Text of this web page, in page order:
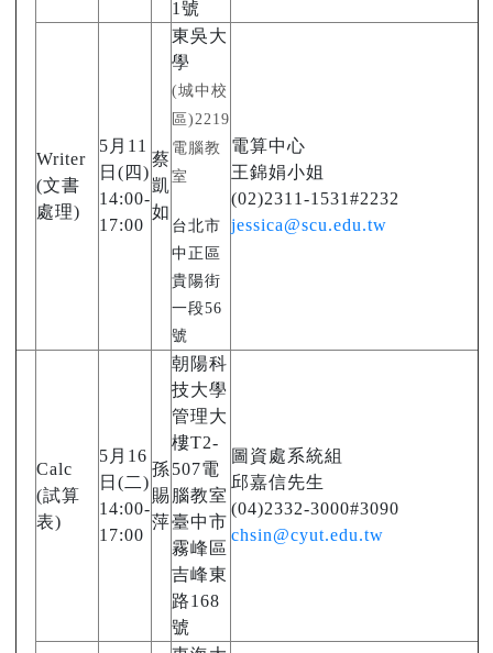
1號
Writer
(文書
處理)
5月11
日(四)
14:00-
17:00
蔡
凱
如
東吳大
學
(城中校
區)2219
電腦教
室
台北市
中正區
貴陽街
一段56
號
電算中心
王錦娟小姐
(02)2311-1531#2232
jessica@scu.edu.tw
Calc
(試算
表)
5月16
日(二)
14:00-
17:00
孫
賜
萍
朝陽科
技大學
管理大
樓T2-
507電
腦教室
臺中市
霧峰區
吉峰東
路168
號
圖資處系統組
邱嘉信先生
(04)2332-3000#3090
chsin@cyut.edu.tw